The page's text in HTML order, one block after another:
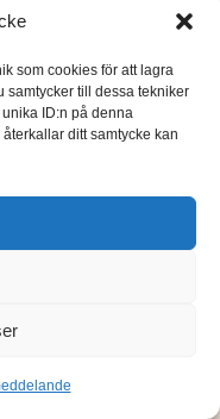
som cookies för att lagra
samtycker till dessa tekniker
ID:n på denna
ditt samtycke kan
ligger i Sibbo.